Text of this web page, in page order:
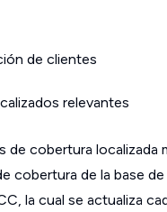
de clientes
relevantes
de cobertura localizada
cobertura de la base
la cual se actualiza